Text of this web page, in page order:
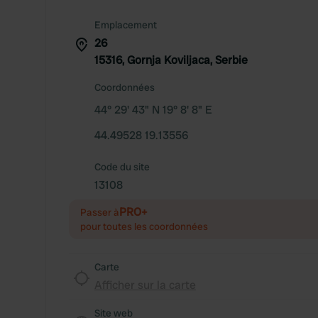
Emplacement
26
15316, Gornja Koviljaca, Serbie
Coordonnées
44° 29' 43" N 19° 8' 8" E
44.49528 19.13556
Code du site
13108
Passer àPRO+
pour toutes les coordonnées
Carte
Site web